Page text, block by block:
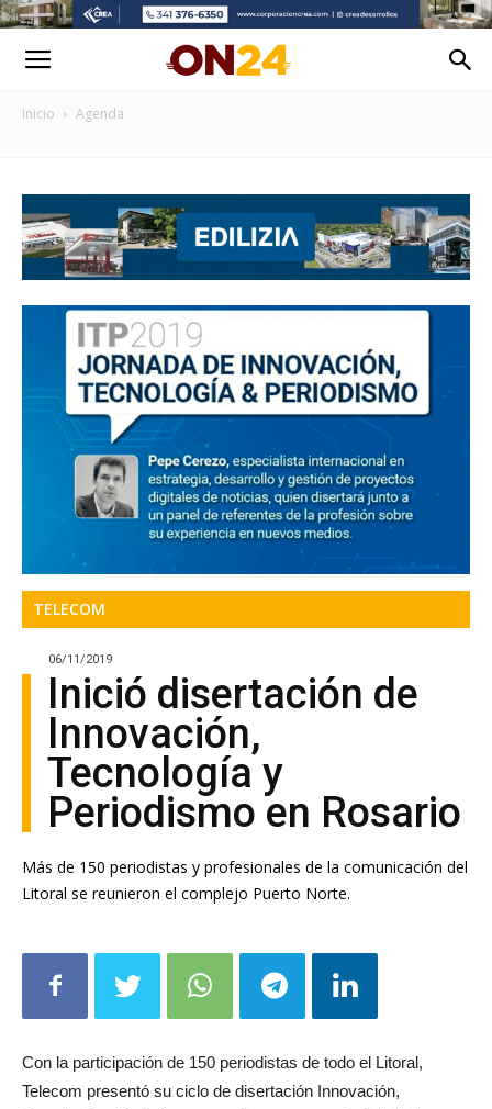
Inicio Agenda
TELECOM
06/11/2019
Inició disertación de
Innovación,
Tecnología y
Periodismo en Rosario
Más de 150 periodistas y profesionales de la comunicación del
Litoral se reunieron el complejo Puerto Norte.
Con la participación de 150 periodistas de todo el Litoral,
Telecom presentó su ciclo de disertación Innovación,